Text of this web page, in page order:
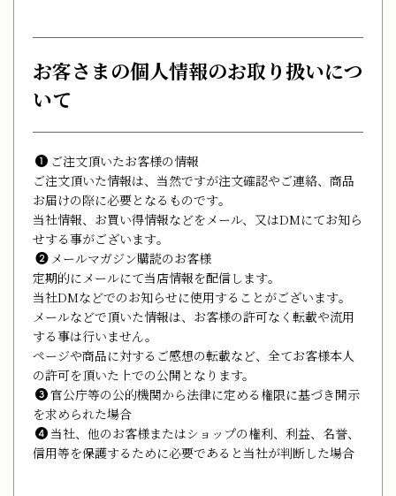
お客さまの個人情報のお取り扱いにつ
いて
ご注文頂いたお客様の情報
ご注文頂いた情報は、当然ですが注文確認やご連絡、商品
お届けの際に必要となるものです｡
当社情報、お買い得情報などをメール、又はDMにてお知ら
せする事がございます｡
メールマガジン購読のお客様
定期的にメールにて当店情報を配信します｡
当社DMなどでのお知らせに使用することがございます｡
メールなどで頂いた情報は、お客様の許可なく転載や流用
する事は行いません。
ページや商品に対するご感想の転載など、全てお客様本人
の許可を頂いた上での公開となります。
官公庁等の公的機関から法律に定める権限に基づき開示
を求められた場合
当社、他のお客様またはショップの権利、利益、名誉、
信用等を保護するために必要であると当社が判断した場合